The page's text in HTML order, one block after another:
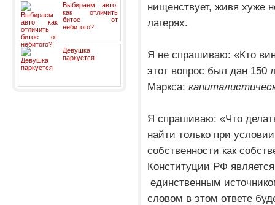
Выбираем авто:
как отличить
битое от
небитого?
Девушка
паркуется
нищенствует, живя хуже
лагерях.
Я не спрашиваю: «Кто
этот вопрос был дан 150
Маркса:
Я спрашиваю: «Что
найти только при
собственности как
Конституции РФ
единственным
словом в этом ответе